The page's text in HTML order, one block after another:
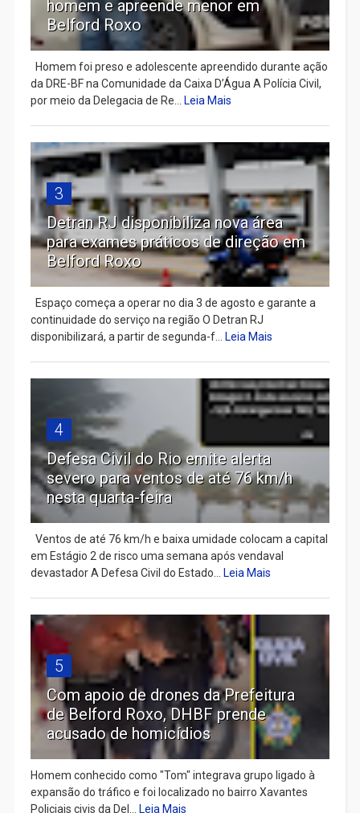
homem e apreende menor em
Belford Roxo
Homem foi preso e adolescente apreendido durante ação
da DRE-BF na Comunidade da Caixa D’Água A Polícia Civil,
por meio da Delegacia de Re... Leia Mais
3
Detran RJ disponibiliza nova área
para exames práticos de direção em
Belford Roxo
Espaço começa a operar no dia 3 de agosto e garante a
continuidade do serviço na região O Detran RJ
disponibilizará, a partir de segunda-f... Leia Mais
4
Defesa Civil do Rio emite alerta
severo para ventos de até 76 km/h
nesta quarta-feira
Ventos de até 76 km/h e baixa umidade colocam a capital
em Estágio 2 de risco uma semana após vendaval
devastador A Defesa Civil do Estado... Leia Mais
5
Com apoio de drones da Prefeitura
de Belford Roxo, DHBF prende
acusado de homicídios
Homem conhecido como "Tom" integrava grupo ligado à
expansão do tráfico e foi localizado no bairro Xavantes
Policiais civis da Del... Leia Mais